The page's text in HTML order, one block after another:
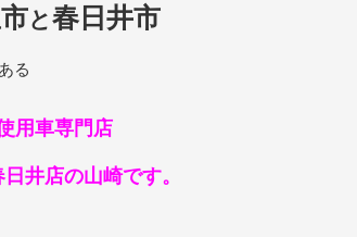
と春日井市
る
用車専門店
井店の山崎です。